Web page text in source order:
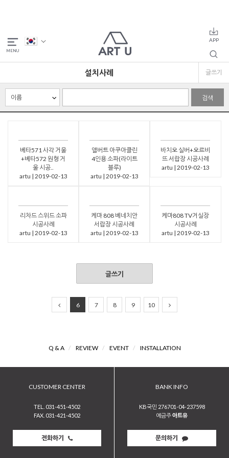
설치사례 글쓰기
검색
베타571 사각 거울
+베타572 원형 거
울 시공..
artu | 2019-02-13
앨버트 아쿠아클린
4인용 소파(라이트
블루)
artu | 2019-02-13
바치오 실버+오르비
뜨 서랍장 시공사례
artu | 2019-02-13
리차드 스위드 소파
시공사례
artu | 2019-02-13
케마 808 베네치안
서랍장 시공사례
artu | 2019-02-13
케마808 TV거실장
시공사례
artu | 2019-02-13
글쓰기
6 7 8 9 10
Q & A / REVIEW / EVENT / INSTALLATION
CUSTOMER CENTER
TEL. 031-451-4502
FAX. 031-421-4502
전화하기
BANK INFO
KB국민 276701-04-237598
예금주아트유
문의하기